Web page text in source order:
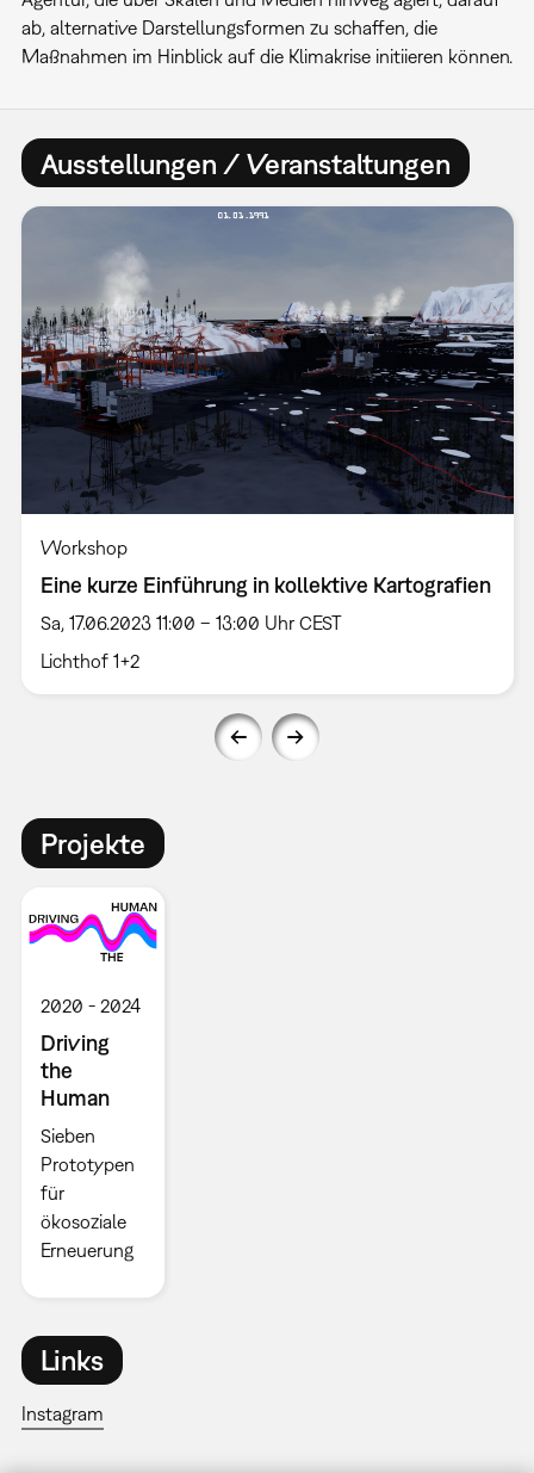
ab, alternative Darstellungsformen zu schaffen, die
Maßnahmen im Hinblick auf die Klimakrise initiieren können.
Ausstellungen / Veranstaltungen
Workshop
Eine kurze Einführung in kollektive Kartografien
Sa, 17.06.2023 11:00 – 13:00 Uhr CEST
Lichthof 1+2
Projekte
2020 2024
Driving
the
Human
Sieben
Prototypen
für
ökosoziale
Erneuerung
Links
Instagram